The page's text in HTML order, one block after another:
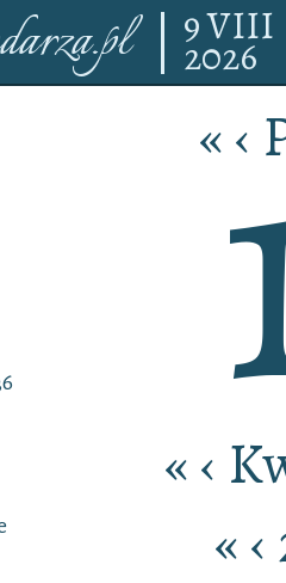
9VIII
2026
«‹
«‹
«‹